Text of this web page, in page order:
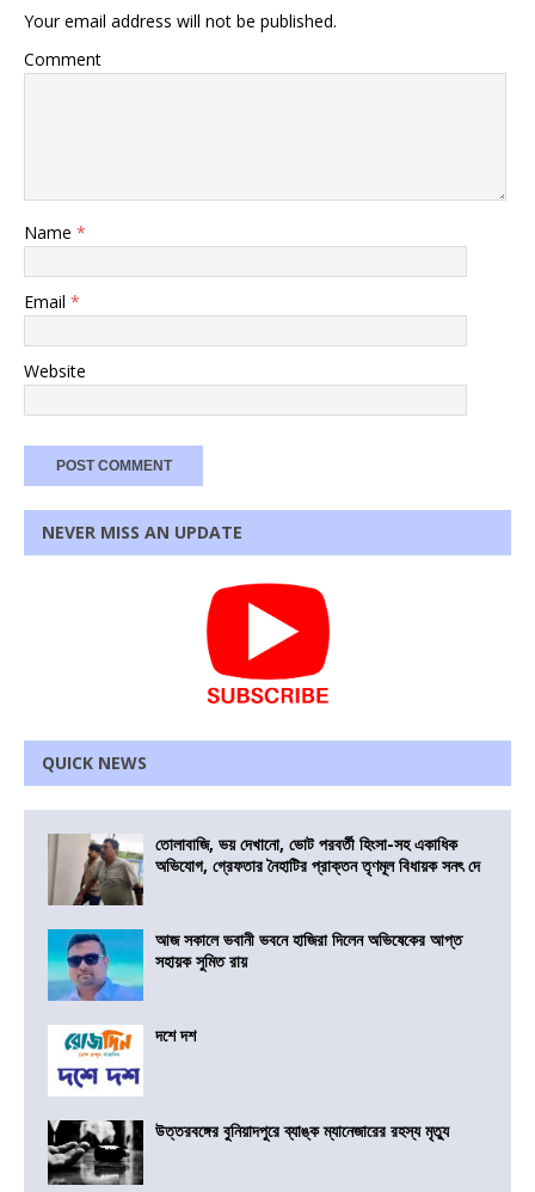
Your email address will not be published.
Comment
Name *
Email *
Website
NEVER MISS AN UPDATE
QUICK NEWS
তোলাবাজি, ভয় দেখানো, ভোট পরবর্তী হিংসা-সহ একাধিক
অভিযোগ, গ্রেফতার নৈহাটির প্রাক্তন তৃণমূল বিধায়ক সনৎ দে
আজ সকালে ভবানী ভবনে হাজিরা দিলেন অভিষেকের আপ্ত
সহায়ক সুমিত রায়
দশে দশ
উত্তরবঙ্গের বুনিয়াদপুরে ব্যাঙ্ক ম্যানেজারের রহস্য মৃত্যু